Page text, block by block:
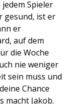
Spieler
gesund, ist er
er
auf dem
die Woche
nie weniger
sein muss und
Chance
macht Jakob.